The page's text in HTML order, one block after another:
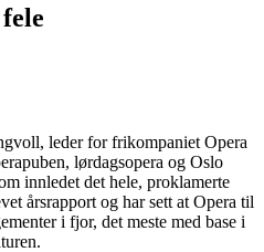
leder for frikompaniet Opera
lørdagsopera og Oslo
innledet det hele, proklamerte
årsrapport og har sett at Opera til
i fjor, det meste med base i